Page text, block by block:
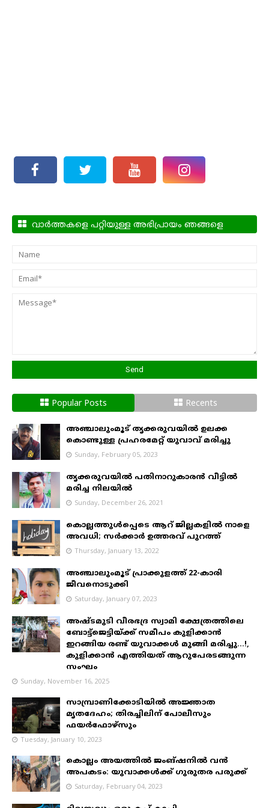
വാർത്തകളെ പറ്റിയുള്ള അഭിപ്രായം ഞങ്ങളെ
Popular Posts Recents
അഞ്ചാലുംമൂട് തൃക്കരുവയിൽ ഉലക്ക
കൊണ്ടുള്ള പ്രഹരമേറ്റ് യുവാവ് മരിച്ചു
Sunday, February 05, 2023
തൃക്കരുവയിൽ പതിനാറുകാരൻ വീട്ടിൽ
മരിച്ച നിലയിൽ
Sunday, December 26, 2021
കൊല്ലത്തുൾപ്പെടെ ആറ് ജില്ലകളിൽ നാളെ
അവധി; സർക്കാർ ഉത്തരവ് പുറത്ത്
Thursday, January 13, 2022
അഞ്ചാലുംമൂട് പ്രാക്കുളത്ത് 22-കാരി
ജീവനൊടുക്കി
Saturday, January 07, 2023
അഷ്ടമുടി വീരഭദ്ര സ്വാമി ക്ഷേത്രത്തിലെ
ബോട്ട്ജെട്ടിയ്ക്ക് സമീപം കുളിക്കാൻ
ഇറങ്ങിയ രണ്ട് യുവാക്കൾ മുങ്ങി മരിച്ചു...!,
കുളിക്കാൻ എത്തിയത് ആറുപേരടങ്ങുന്ന
സംഘം
Sunday, November 16, 2025
സാമ്പ്രാണിക്കോടിയിൽ അജ്ഞാത
മൃതദേഹം; തിരച്ചിലിന് പോലീസും
ഫയർഫോഴ്‌സും
Tuesday, January 10, 2023
കൊല്ലം അയത്തിൽ ജംങ്ഷനിൽ വൻ
അപകടം: യുവാക്കൾക്ക് ഗുരുതര പരുക്ക്
Saturday, February 04, 2023